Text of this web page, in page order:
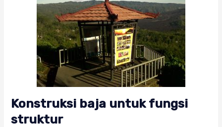
Konstruksi baja untuk fungsi
struktur